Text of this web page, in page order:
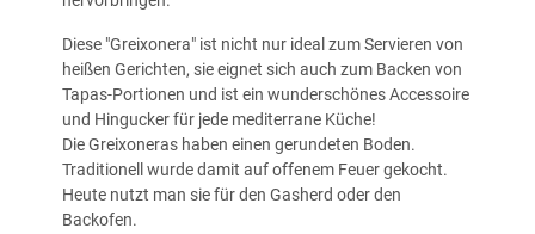
Diese "Greixonera" ist nicht nur ideal zum Servieren von
heißen Gerichten, sie eignet sich auch zum Backen von
Tapas-Portionen und ist ein wunderschönes Accessoire
und Hingucker für jede mediterrane Küche!
Die Greixoneras haben einen gerundeten Boden.
Traditionell wurde damit auf offenem Feuer gekocht.
Heute nutzt man sie für den Gasherd oder den
Backofen.